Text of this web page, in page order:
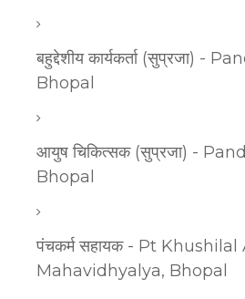
बहुद्देशीय कार्यकर्ता (सुप्रजा) -
Bhopal
आयुष चिकित्सक (सुप्रजा) -
Bhopal
पंचकर्म सहायक - Pt
Mahavidhyalya, Bhopal